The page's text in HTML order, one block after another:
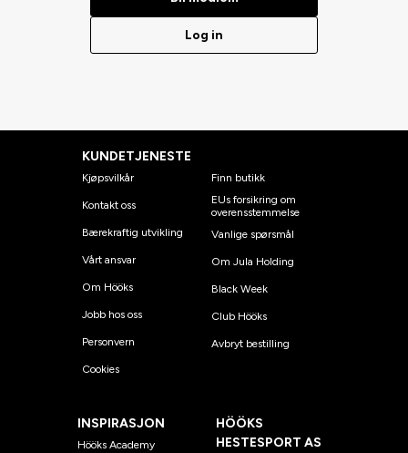
Log in
KUNDETJENESTE
Kjøpsvilkår
Kontakt oss
Bærekraftig utvikling
Vårt ansvar
Om Hööks
Jobb hos oss
Personvern
Cookies
Finn butikk
EUs forsikring om
overensstemmelse
Vanlige spørsmål
Om Jula Holding
Black Week
Club Hööks
Avbryt bestilling
INSPIRASJON
Hööks Academy
HÖÖKS
HESTESPORT AS